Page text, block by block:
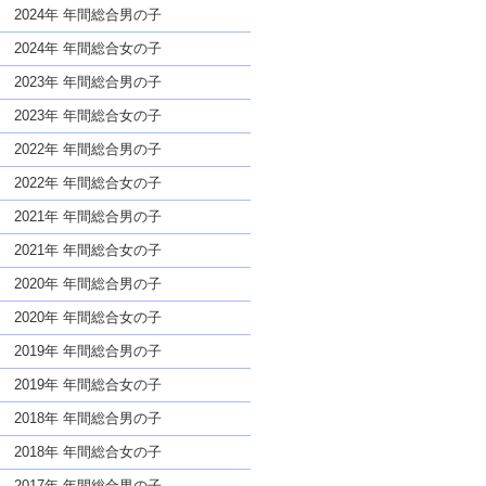
名前であっても奇抜すぎない
2024年 年間総合男の子
2024年 年間総合女の子
2023年 年間総合男の子
2023年 年間総合女の子
2022年 年間総合男の子
2022年 年間総合女の子
2021年 年間総合男の子
2021年 年間総合女の子
2020年 年間総合男の子
2020年 年間総合女の子
2019年 年間総合男の子
2019年 年間総合女の子
2018年 年間総合男の子
2018年 年間総合女の子